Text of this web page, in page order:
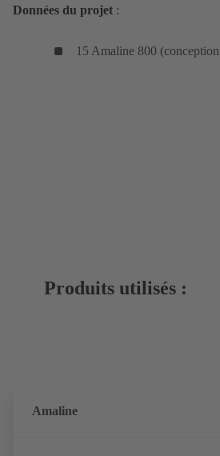
Données du projet :
15 Amaline 800
Produits utilisés :
Amaline